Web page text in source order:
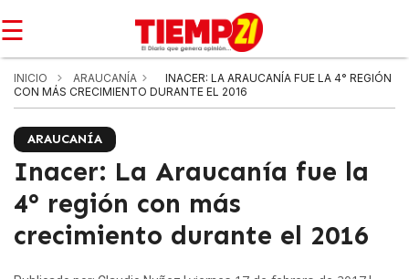
☰
INICIO ARAUCANÍA
INACER: LA ARAUCANÍA FUE LA 4° REGIÓN
CON MÁS CRECIMIENTO DURANTE EL 2016
ARAUCANÍA
Inacer: La Araucanía fue la
4° región con más
crecimiento durante el 2016